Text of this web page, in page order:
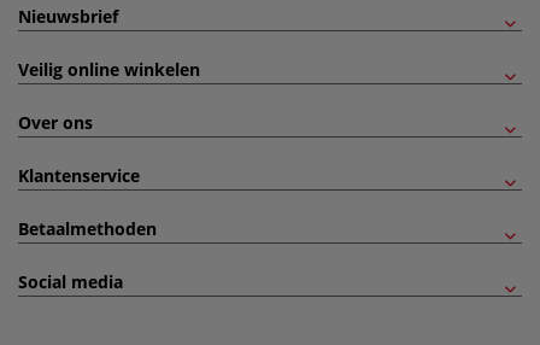
Nieuwsbrief
Veilig online winkelen
Over ons
Klantenservice
Betaalmethoden
Social media